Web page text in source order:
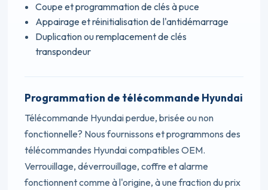
Coupe et programmation de clés à puce
Appairage et réinitialisation de l'antidémarrage
Duplication ou remplacement de clés
transpondeur
Programmation de télécommande Hyundai
Télécommande Hyundai perdue, brisée ou non
fonctionnelle? Nous fournissons et programmons des
télécommandes Hyundai compatibles OEM.
Verrouillage, déverrouillage, coffre et alarme
fonctionnent comme à l'origine, à une fraction du prix